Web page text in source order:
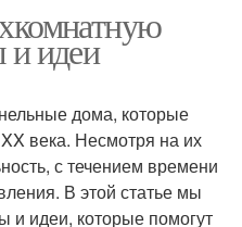
и идеи
дома, которые
века. Несмотря на их
с течением времени
В этой статье мы
и идеи, которые помогут